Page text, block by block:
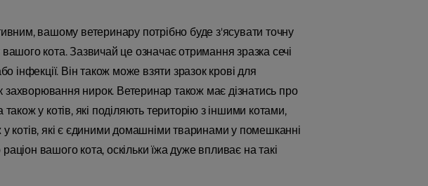
вашому ветеринару потрібно буде з'ясувати точну
кота. Зазвичай це означає отримання зразка сечі
інфекції. Він також може взяти зразок крові для
нирок. Ветеринар також має дізнатись про
у котів, які поділяють територію з іншими котами,
у котів, які є єдиними домашніми тваринами у помешканні
вашого кота, оскільки їжа дуже впливає на такі